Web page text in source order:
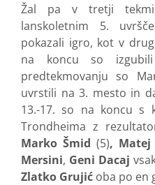
Žal pa v tretji
lanskoletnim 5.
pokazali igro, kot v
na koncu so
predtekmovanju so
uvrstili na 3. mesto in
13.-17. so na koncu s
Trondheima z
Marko Šmid (5), Matej
Mersini, Geni Dacaj
Zlatko Grujić oba po en